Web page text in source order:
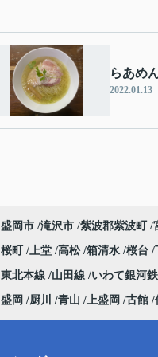
らあめ
2022.01.13
盛岡市 滝沢市 紫波郡紫波町
桜町 上堂 高松 箱清水 桜台
東北本線 山田線 いわて銀河
盛岡 厨川 青山 上盛岡 古館